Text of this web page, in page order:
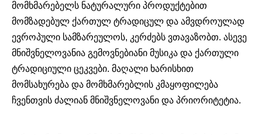
მომხმარებელს ნატურალური პროდუქტებით
მომზადებულ ქართულ ტრადიცულ და ამვდროულად
ევროპული სამზარეულოს, კერძებს ვთავაზობთ. ასევე
მნიშვნელოვანია გემოვნებიანი მუსიკა და ქართული
ტრადიციული ცეკვები. მაღალი ხარისხით
მომსახურება და მომხმარებლის კმაყოფილება
ჩვენთვის ძალიან მნიშვნელოვანი და პრიორიტეტია.